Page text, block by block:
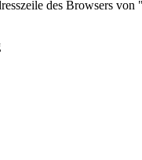
des Browsers